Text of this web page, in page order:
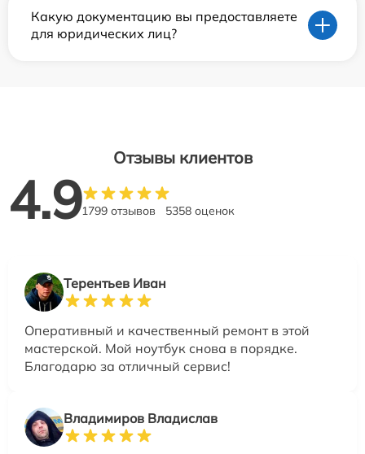
Какую документацию вы предоставляете
для юридических лиц?
Отзывы клиентов
4.91799 отзывов 5358 оценок
Терентьев Иван
Оперативный и качественный ремонт в этой
мастерской. Мой ноутбук снова в порядке.
Благодарю за отличный сервис!
Владимиров Владислав